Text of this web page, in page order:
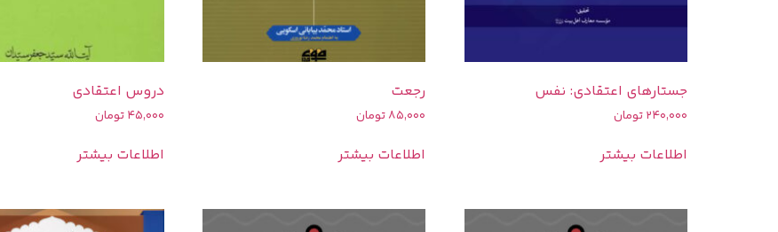
جستارهای اعتقادی: نفس
240,000تومان
اطلاعات بیشتر
رجعت
85,000تومان
اطلاعات بیشتر
دروس اعتقادی
45,000تومان
اطلاعات بیشتر